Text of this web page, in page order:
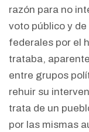
razón para no
voto público y
federales por el
trataba,
entre grupos
rehuir su
trata de un
por las mismas